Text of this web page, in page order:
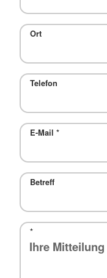
Ort
Telefon
E-Mail *
Betreff
*